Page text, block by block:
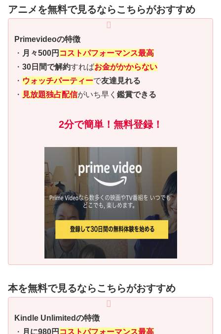
アニメを無料で見るならこちらがおすすめ
Primevideoの特徴
・ 月々500円 コストパフォーマンス最高
・ 30日間で解約すればお金がかからない
・ ウォッチパーティーで友達見れる
・ 見放題独占配信がいち早く 鑑賞できる
2分で簡単！無料登録！
本を無料で見るならこちらがおすすめ
Kindle Unlimitedの特徴
・ 月に980円 コストパフォーマンス最高